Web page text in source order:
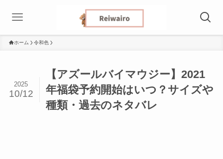
ホーム 令和色
【アズールバイマウジー】2021
年福袋予約開始はいつ？サイズや
種類・過去のネタバレ
2025
10/12